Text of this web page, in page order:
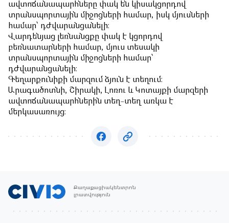
ավտոճանապարհները փակ են կիսակցորդով
տրանսպորտային միջոցների համար, իսկ մյուսների
համար՝ դժվարանցանելի։
Վարդենյաց լեռնանցքը փակ է կցորդով
բեռնատարների համար, մյուս տեսակի
տրանսպորտային միջոցների համար՝
դժվարանցանելի։
Գեղարքունիքի մարզում ձյուն է տեղում։
Արագածոտնի, Շիրակի, Լոռու և Կոտայքի մարզերի
ավտոճանապարհներին տեղ-տեղ առկա է
մերկասառույց։
Քաղաքացիակենտրոն
լրատվություն